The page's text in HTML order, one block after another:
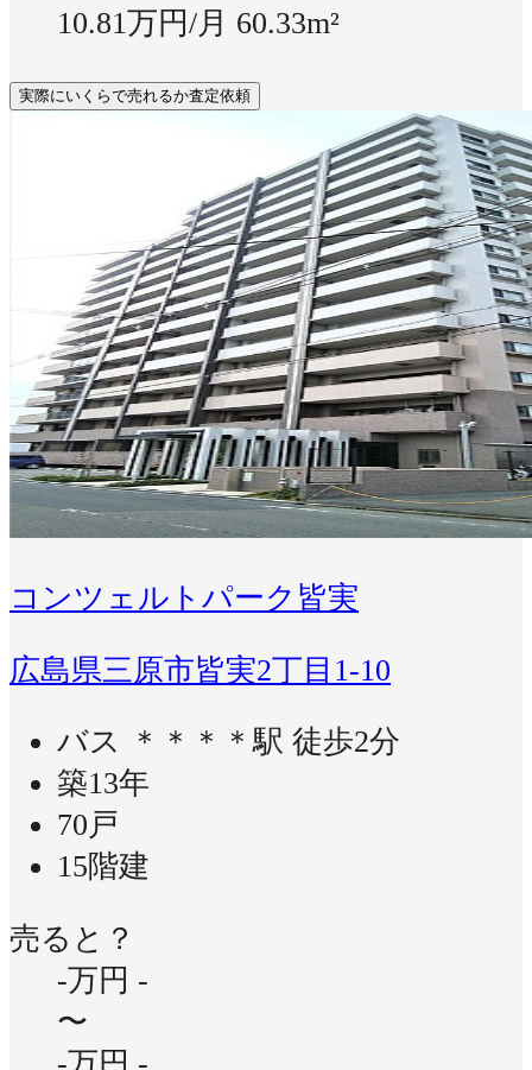
10.81万円/月 60.33m²
実際にいくらで売れるか査定依頼
コンツェルトパーク皆実
広島県三原市皆実2丁目1-10
バス ＊＊＊＊駅 徒歩2分
築13年
70戸
15階建
売ると？
-万円 -
〜